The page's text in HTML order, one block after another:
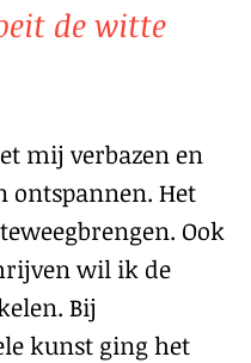
de witte
mij verbazen en
ontspannen. Het
Ook
wil ik de
Bij
kunst ging het